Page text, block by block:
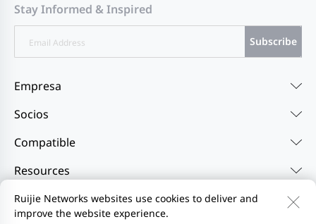
Stay Informed & Inspired
Subscribe
Empresa
Socios
Compatible
Resources
Contáctenos Feedback Política de privacidad
Ruijie Networks websites use cookies to deliver and
improve the website experience.